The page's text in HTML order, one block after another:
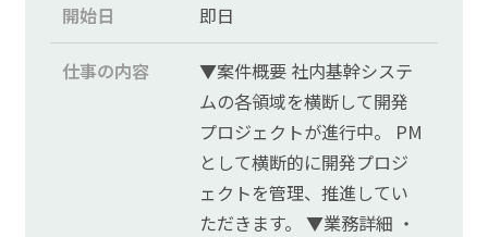
開始日 即日
仕事の内容
▼案件概要 社内基幹システ
ムの各領域を横断して開発
プロジェクトが進行中。 PM
として横断的に開発プロジ
ェクトを管理、推進してい
ただきます。 ▼業務詳細 ・